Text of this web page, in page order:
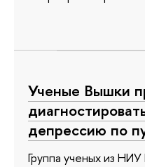
Ученые Вышки
депрессию по
Группа ученых из